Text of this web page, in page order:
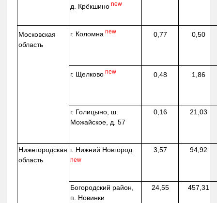
д. Крёкшино new
Московская
область
г. Коломна new 0,77 0,50
г. Щелково new 0,48 1,86
г. Голицыно, ш.
Можайское, д. 57
0,16 21,03
Нижегородская
область
г. Нижний Новгород
new
3,57 94,92
Богородский район,
п. Новинки
24,55 457,31